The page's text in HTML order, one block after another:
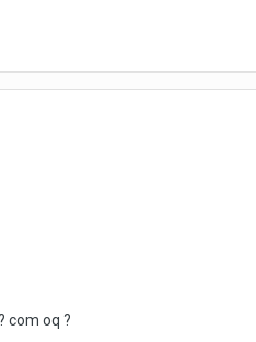
com oq ?